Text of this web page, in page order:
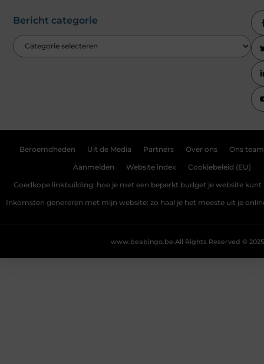
Bericht categorie
Beroemdheden Uit de Media Partners Over ons Ons team
Aanmelden Website index Cookiebeleid (EU)
Goedkope linkbuilding: hoe je met een beperkt budget je website kunt
Inkomsten genereren met mijn website: zo haal je het meeste uit je
All Rights Reserved © 2025
www.beabingo.be.